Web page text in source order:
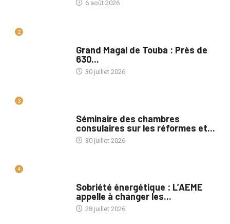
6 août 2026
2
Grand Magal de Touba : Près de
630...
30 juillet 2026
3
Séminaire des chambres
consulaires sur les réformes et...
30 juillet 2026
4
Sobriété énergétique : L’AEME
appelle à changer les...
28 juillet 2026